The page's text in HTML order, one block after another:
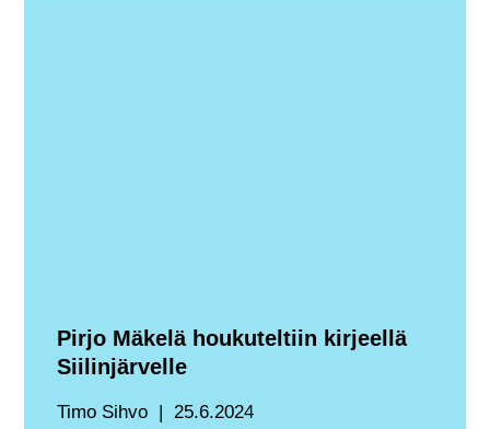
Pirjo Mäkelä houkuteltiin kirjeellä
Siilinjärvelle
Timo Sihvo 25.6.2024